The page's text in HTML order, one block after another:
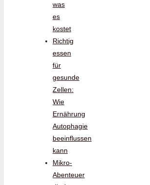
was
es
kostet
Richtig
essen
für
gesunde
Zellen:
Wie
Ernährung
Autophagie
beeinflussen
kann
Mikro-
Abenteuer